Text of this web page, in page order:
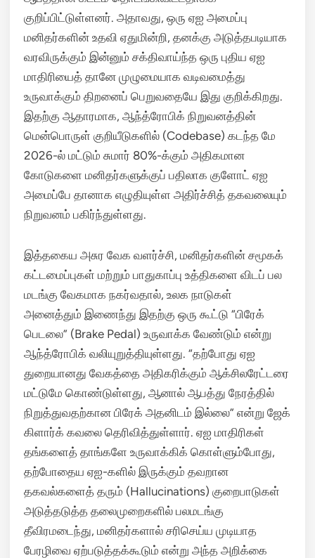
குறிப்பிட்டுள்ளனர். அதாவது, ஒரு ஏஐ அமைப்பு
மனிதர்களின் உதவி ஏதுமின்றி, தனக்கு அடுத்தபடியாக
வரவிருக்கும் இன்னும் சக்திவாய்ந்த ஒரு புதிய ஏஐ
மாதிரியைத் தானே முழுமையாக வடிவமைத்து
உருவாக்கும் திறனைப் பெறுவதையே இது குறிக்கிறது.
இதற்கு ஆதாரமாக, ஆந்த்ரோபிக் நிறுவனத்தின்
மென்பொருள் குறியீடுகளில் (Codebase) கடந்த மே
2026-ல் மட்டும் சுமார் 80%-க்கும் அதிகமான
கோடுகளை மனிதர்களுக்குப் பதிலாக குளோட் ஏஐ
அமைப்பே தானாக எழுதியுள்ள அதிர்ச்சித் தகவலையும்
நிறுவனம் பகிர்ந்துள்ளது.
இத்தகைய அசுர வேக வளர்ச்சி, மனிதர்களின் சமூகக்
கட்டமைப்புகள் மற்றும் பாதுகாப்பு உத்திகளை விடப் பல
மடங்கு வேகமாக நகர்வதால், உலக நாடுகள்
அனைத்தும் இணைந்து இதற்கு ஒரு கூட்டு “பிரேக்
பெடலை” (Brake Pedal) உருவாக்க வேண்டும் என்று
ஆந்த்ரோபிக் வலியுறுத்தியுள்ளது. “தற்போது ஏஐ
துறையானது வேகத்தை அதிகரிக்கும் ஆக்சிலரேட்டரை
மட்டுமே கொண்டுள்ளது, ஆனால் ஆபத்து நேரத்தில்
நிறுத்துவதற்கான பிரேக் அதனிடம் இல்லை” என்று ஜேக்
கிளார்க் கவலை தெரிவித்துள்ளார். ஏஐ மாதிரிகள்
தங்களைத் தாங்களே உருவாக்கிக் கொள்ளும்போது,
தற்போதைய ஏஐ-களில் இருக்கும் தவறான
தகவல்களைத் தரும் (Hallucinations) குறைபாடுகள்
அடுத்தடுத்த தலைமுறைகளில் பலமடங்கு
தீவிரமடைந்து, மனிதர்களால் சரிசெய்ய முடியாத
பேரழிவை ஏற்படுத்தக்கூடும் என்று அந்த அறிக்கை